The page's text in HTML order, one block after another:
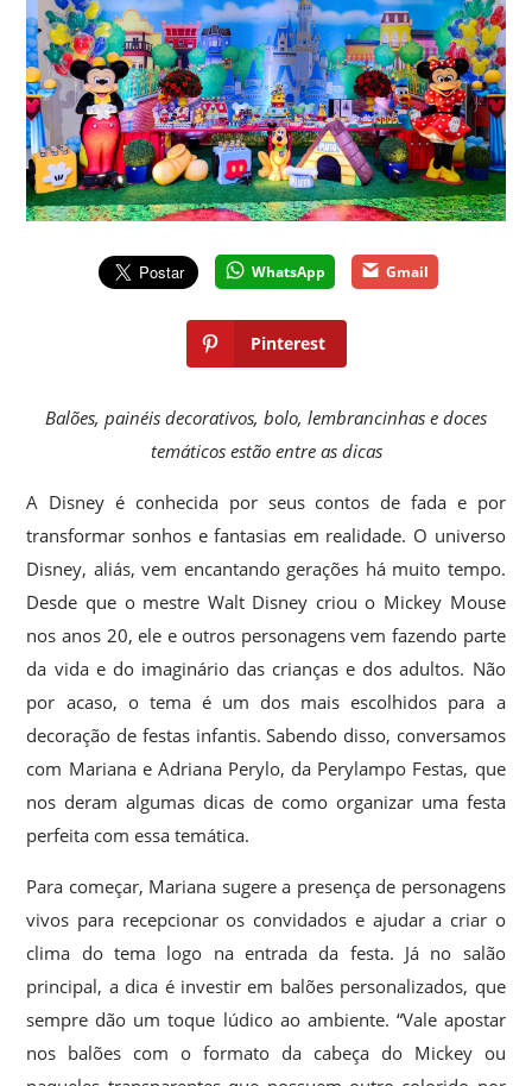
WhatsApp Gmail
Pinterest
Balões, painéis decorativos, bolo, lembrancinhas e doces
temáticos estão entre as dicas
A Disney é conhecida por seus contos de fada e por
transformar sonhos e fantasias em realidade. O universo
Disney, aliás, vem encantando gerações há muito tempo.
Desde que o mestre Walt Disney criou o Mickey Mouse
nos anos 20, ele e outros personagens vem fazendo parte
da vida e do imaginário das crianças e dos adultos. Não
por acaso, o tema é um dos mais escolhidos para a
decoração de festas infantis. Sabendo disso, conversamos
com Mariana e Adriana Perylo, da Perylampo Festas, que
nos deram algumas dicas de como organizar uma festa
perfeita com essa temática.
Para começar, Mariana sugere a presença de personagens
vivos para recepcionar os convidados e ajudar a criar o
clima do tema logo na entrada da festa. Já no salão
principal, a dica é investir em balões personalizados, que
sempre dão um toque lúdico ao ambiente. “Vale apostar
nos balões com o formato da cabeça do Mickey ou